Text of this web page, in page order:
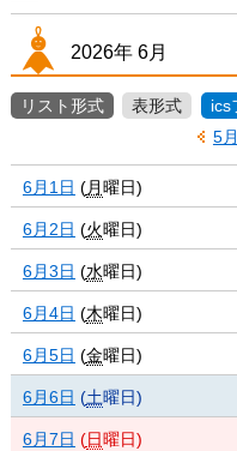
2026年 6月
リスト形式 表形式
ics
5月
6月1日 (月曜日)
6月2日 (火曜日)
6月3日 (水曜日)
6月4日 (木曜日)
6月5日 (金曜日)
6月6日 (土曜日)
6月7日 (日曜日)